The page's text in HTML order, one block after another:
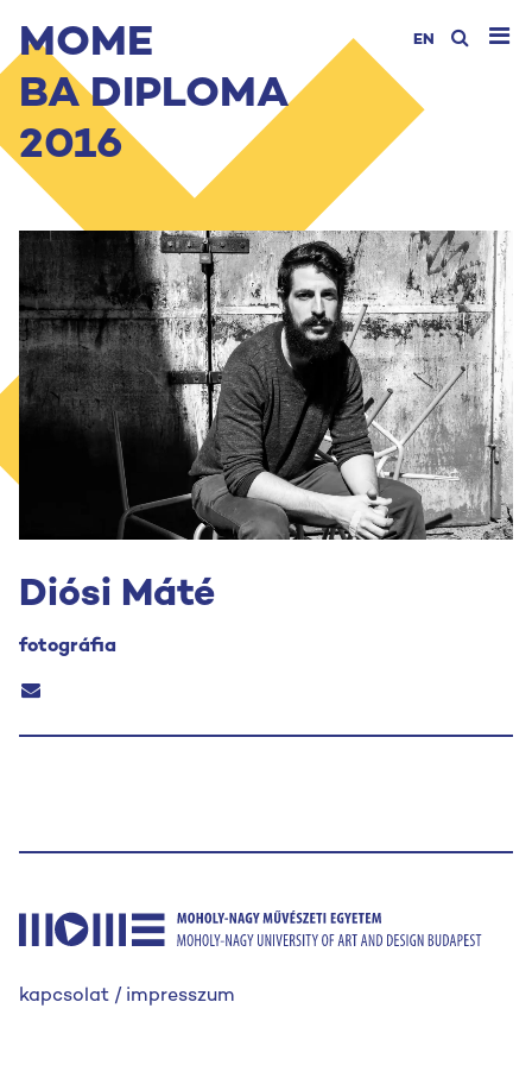
MOME
BA DIPLOMA
2016
EN
Diósi Máté
fotográfia
kapcsolat / impresszum